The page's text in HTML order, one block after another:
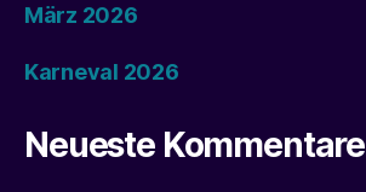
März 2026
Karneval 2026
Neueste Kommentare